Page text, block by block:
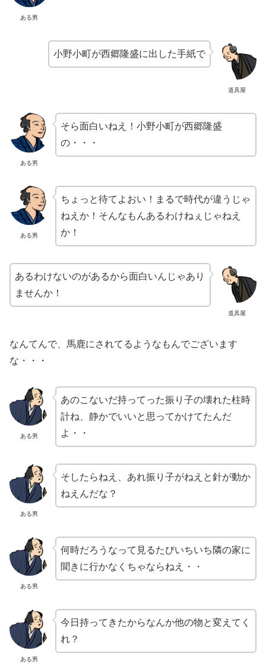
ある男
道具屋
小野小町が西郷隆盛に出した手紙で
ある男
そら面白いねえ！小野小町が西郷隆盛
の・・・
ある男
ちょっと待てよおい！まるで時代が違うじゃ
ねえか！そんなもんあるわけねぇじゃねえ
か！
道具屋
あるわけないのがあるから面白いんじゃあり
ませんか！
なんてんで、馬鹿にされてるようなもんでございます
な・・・
ある男
あのこないだ持ってった振り子の壊れた柱時
計ね、静かでいいと思ってかけてたんだ
よ・・
ある男
そしたらねえ、あれ振り子がねえと針が動か
ねえんだな？
ある男
何時だろうなって見るたびいちいち隣の家に
聞きに行かなくちゃならねえ・・
ある男
今日持ってきたからなんか他の物と変えてく
れ？